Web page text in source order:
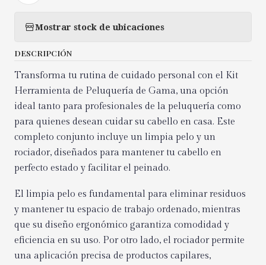
Mostrar stock de ubicaciones
DESCRIPCIÓN
Transforma tu rutina de cuidado personal con el Kit
Herramienta de Peluquería de Gama, una opción
ideal tanto para profesionales de la peluquería como
para quienes desean cuidar su cabello en casa. Este
completo conjunto incluye un limpia pelo y un
rociador, diseñados para mantener tu cabello en
perfecto estado y facilitar el peinado.
El limpia pelo es fundamental para eliminar residuos
y mantener tu espacio de trabajo ordenado, mientras
que su diseño ergonómico garantiza comodidad y
eficiencia en su uso. Por otro lado, el rociador permite
una aplicación precisa de productos capilares,